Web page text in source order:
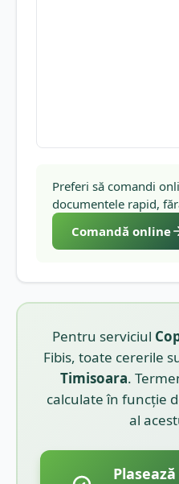
Preferi să comandi
documentele rapid,
Comandă online
Pentru serviciul
Fibis, toate cererile
Timisoara.
calculate în funcție
al